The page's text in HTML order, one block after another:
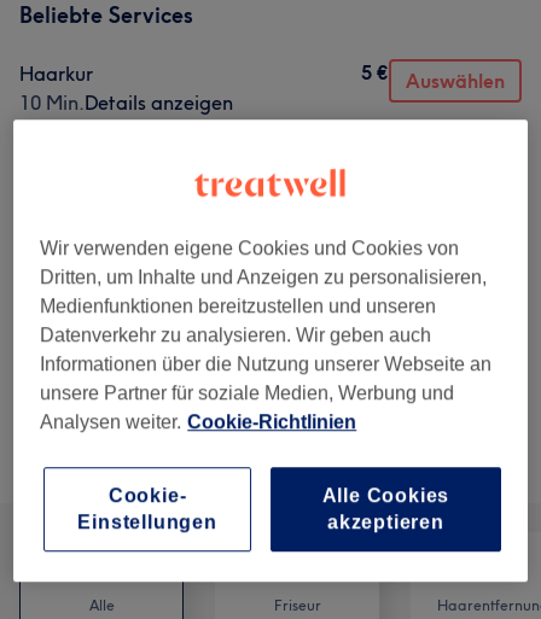
Beliebte Services
Haarkur
10 Min.Details anzeigen
5 € Auswählen
Details anzeigen
15 Min.Details anzeigen
Augenbrauen zupfen
15 Min.Details anzeigen
8 € Auswählen
Wimpern färben
15 Min.Details anzeigen
7,50 € Auswählen
Alle Services
Alle Friseur
Wir verwenden eigene Cookies und Cookies von
Dritten, um Inhalte und Anzeigen zu personalisieren,
Medienfunktionen bereitzustellen und unseren
Datenverkehr zu analysieren. Wir geben auch
Informationen über die Nutzung unserer Webseite an
unsere Partner für soziale Medien, Werbung und
Analysen weiter. Cookie-Richtlinien
Cookie-
Einstellungen
Alle Cookies
akzeptieren